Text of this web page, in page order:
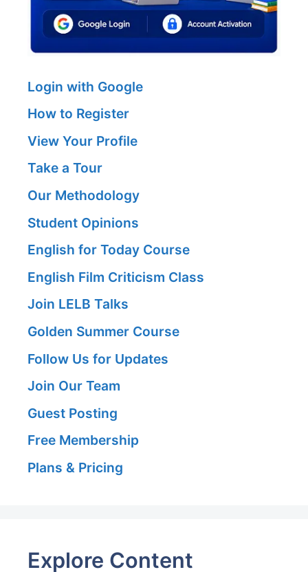
Login with Google
How to Register
View Your Profile
Take a Tour
Our Methodology
Student Opinions
English for Today Course
English Film Criticism Class
Join LELB Talks
Golden Summer Course
Follow Us for Updates
Join Our Team
Guest Posting
Free Membership
Plans & Pricing
Explore Content